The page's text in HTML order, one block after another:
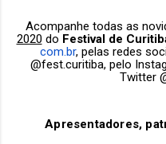
Acompanhe todas as
2020 do Festival de
com.br, pelas redes
@fest.curitiba, pelo
Twitter
Apresentadores,